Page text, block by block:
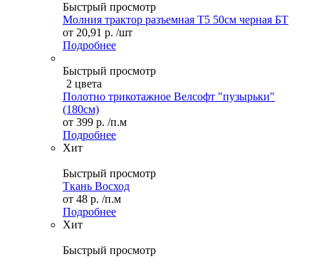
Быстрый просмотр
Молния трактор разъемная Т5 50см черная БТ
от 20,91 р. /шт
Подробнее
Быстрый просмотр
2 цвета
Полотно трикотажное Велсофт "пузырьки"
(180см)
от 399 р. /п.м
Подробнее
Хит
Быстрый просмотр
Ткань Восход
от 48 р. /п.м
Подробнее
Хит
Быстрый просмотр